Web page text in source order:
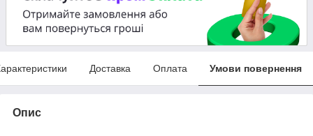
Доставка Оплата Умови повернення
Опис